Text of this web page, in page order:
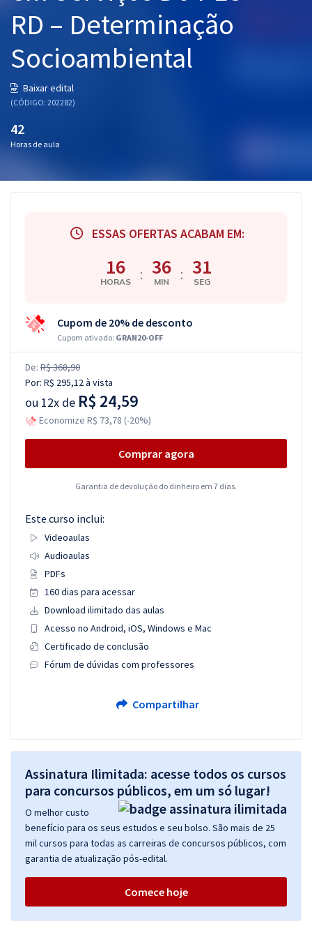
RD – Determinação
Socioambiental
Baixar edital
(CÓDIGO: 202282)
42
Horas de aula
ESSAS OFERTAS ACABAM EM:
16
HORAS : 36
MIN : 30
SEG
Cupom de 20% de desconto
Cupom ativado: GRAN20-OFF
De: R$ 368,90
Por: R$ 295,12à vista
ou 12x de R$ 24,59
Economize R$ 73,78 (-20%)
Comprar agora
Garantia de devolução do dinheiro em 7 dias.
Este curso inclui:
Videoaulas
Audioaulas
PDFs
160 dias para acessar
Download ilimitado das aulas
Acesso no Android, iOS, Windows e Mac
Certificado de conclusão
Fórum de dúvidas com professores
Compartilhar
Assinatura Ilimitada: acesse todos os cursos
para concursos públicos, em um só lugar!
O melhor custo
benefício para os seus estudos e seu bolso. São mais de 25
mil cursos para todas as carreiras de concursos públicos, com
garantia de atualização pós-edital.
Comece hoje